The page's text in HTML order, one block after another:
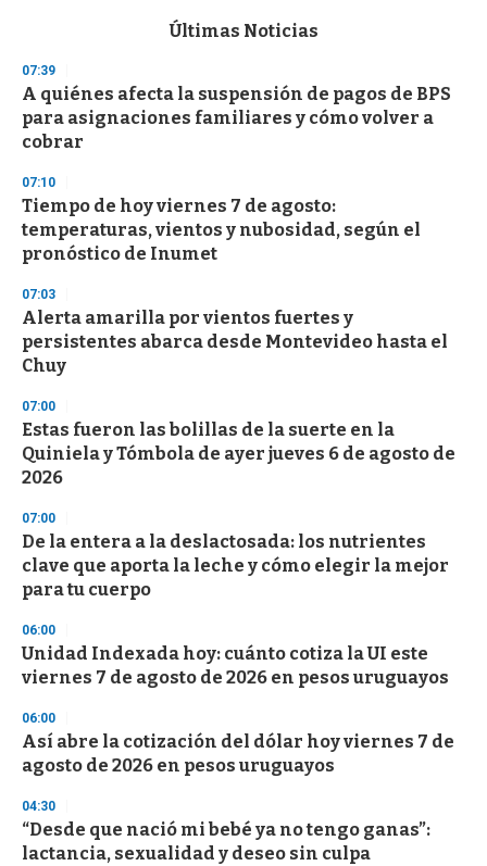
d
s
o
f
3
s
e
c
o
n
d
Últimas Noticias
07:39
A quiénes afecta la suspensión de pagos de BPS
para asignaciones familiares y cómo volver a
cobrar
07:10
Tiempo de hoy viernes 7 de agosto:
temperaturas, vientos y nubosidad, según el
pronóstico de Inumet
07:03
Alerta amarilla por vientos fuertes y
persistentes abarca desde Montevideo hasta el
Chuy
07:00
Estas fueron las bolillas de la suerte en la
Quiniela y Tómbola de ayer jueves 6 de agosto de
2026
07:00
De la entera a la deslactosada: los nutrientes
clave que aporta la leche y cómo elegir la mejor
para tu cuerpo
06:00
Unidad Indexada hoy: cuánto cotiza la UI este
viernes 7 de agosto de 2026 en pesos uruguayos
06:00
Así abre la cotización del dólar hoy viernes 7 de
agosto de 2026 en pesos uruguayos
04:30
“Desde que nació mi bebé ya no tengo ganas”:
lactancia, sexualidad y deseo sin culpa